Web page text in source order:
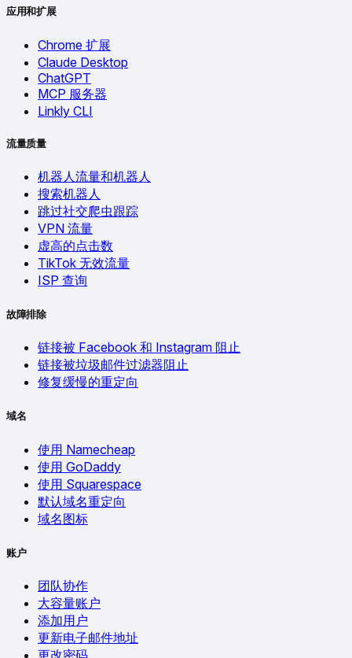
应用和扩展
Chrome 扩展
Claude Desktop
ChatGPT
MCP 服务器
Linkly CLI
流量质量
机器人流量和机器人
搜索机器人
跳过社交爬虫跟踪
VPN 流量
虚高的点击数
TikTok 无效流量
ISP 查询
故障排除
链接被 Facebook 和 Instagram 阻止
链接被垃圾邮件过滤器阻止
修复缓慢的重定向
域名
使用 Namecheap
使用 GoDaddy
使用 Squarespace
默认域名重定向
域名图标
账户
团队协作
大容量账户
添加用户
更新电子邮件地址
更改密码